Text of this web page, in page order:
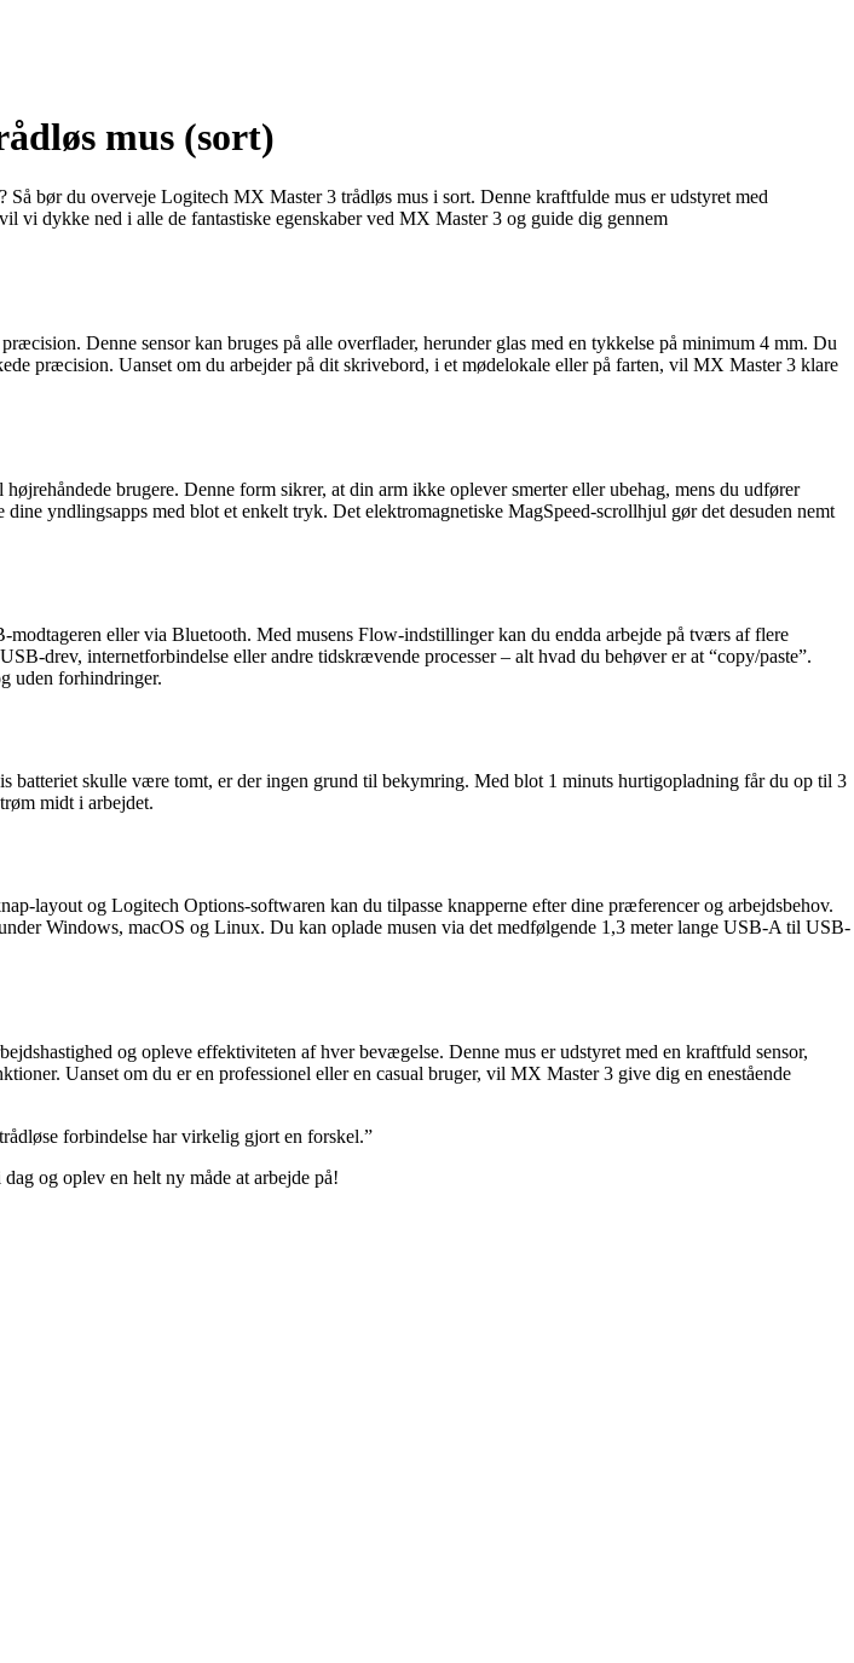
mus (sort)
bør du overveje Logitech MX Master 3 trådløs mus i sort. Denne kraftfulde mus er udstyret med
vi dykke ned i alle de fantastiske egenskaber ved MX Master 3 og guide dig gennem
Denne sensor kan bruges på alle overflader, herunder glas med en tykkelse på minimum 4 mm. Du
præcision. Uanset om du arbejder på dit skrivebord, i et mødelokale eller på farten, vil MX Master 3 klare
brugere. Denne form sikrer, at din arm ikke oplever smerter eller ubehag, mens du udfører
yndlingsapps med blot et enkelt tryk. Det elektromagnetiske MagSpeed-scrollhjul gør det desuden nemt
eller via Bluetooth. Med musens Flow-indstillinger kan du endda arbejde på tværs af flere
drev, internetforbindelse eller andre tidskrævende processer – alt hvad du behøver er at “copy/paste”.
uden forhindringer.
skulle være tomt, er der ingen grund til bekymring. Med blot 1 minuts hurtigopladning får du op til 3
midt i arbejdet.
layout og Logitech Options-softwaren kan du tilpasse knapperne efter dine præferencer og arbejdsbehov.
Windows, macOS og Linux. Du kan oplade musen via det medfølgende 1,3 meter lange USB-A til USB-
og opleve effektiviteten af hver bevægelse. Denne mus er udstyret med en kraftfuld sensor,
Uanset om du er en professionel eller en casual bruger, vil MX Master 3 give dig en enestående
forbindelse har virkelig gjort en forskel.”
og oplev en helt ny måde at arbejde på!